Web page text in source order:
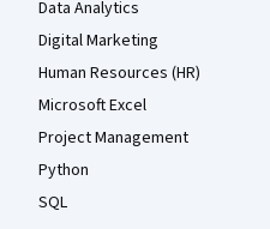
Data Analytics
Digital Marketing
Human Resources (HR)
Microsoft Excel
Project Management
Python
SQL